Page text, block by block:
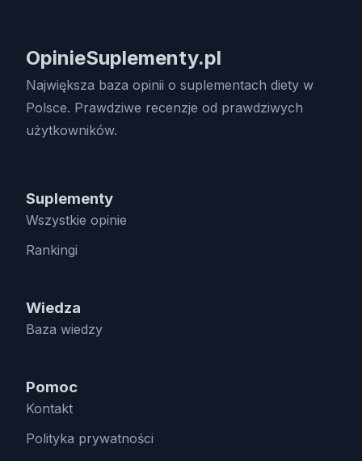
OpinieSuplementy.pl
Największa baza opinii o suplementach diety w
Polsce. Prawdziwe recenzje od prawdziwych
użytkowników.
Suplementy
Wszystkie opinie
Rankingi
Wiedza
Baza wiedzy
Pomoc
Kontakt
Polityka prywatności